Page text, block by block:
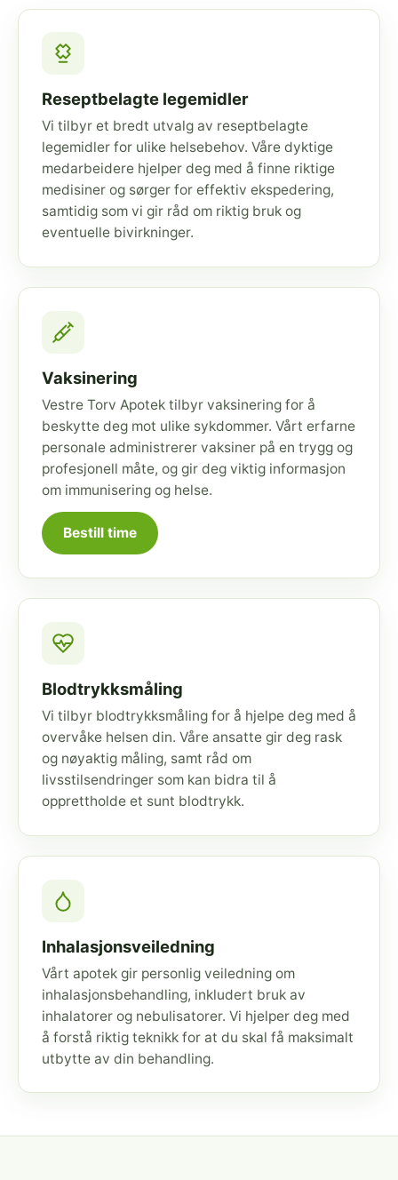
Reseptbelagte legemidler
Vi tilbyr et bredt utvalg av reseptbelagte
legemidler for ulike helsebehov. Våre dyktige
medarbeidere hjelper deg med å finne riktige
medisiner og sørger for effektiv ekspedering,
samtidig som vi gir råd om riktig bruk og
eventuelle bivirkninger.
Vaksinering
Vestre Torv Apotek tilbyr vaksinering for å
beskytte deg mot ulike sykdommer. Vårt erfarne
personale administrerer vaksiner på en trygg og
profesjonell måte, og gir deg viktig informasjon
om immunisering og helse.
Bestill time
Blodtrykksmåling
Vi tilbyr blodtrykksmåling for å hjelpe deg med å
overvåke helsen din. Våre ansatte gir deg rask
og nøyaktig måling, samt råd om
livsstilsendringer som kan bidra til å
opprettholde et sunt blodtrykk.
Inhalasjonsveiledning
Vårt apotek gir personlig veiledning om
inhalasjonsbehandling, inkludert bruk av
inhalatorer og nebulisatorer. Vi hjelper deg med
å forstå riktig teknikk for at du skal få maksimalt
utbytte av din behandling.